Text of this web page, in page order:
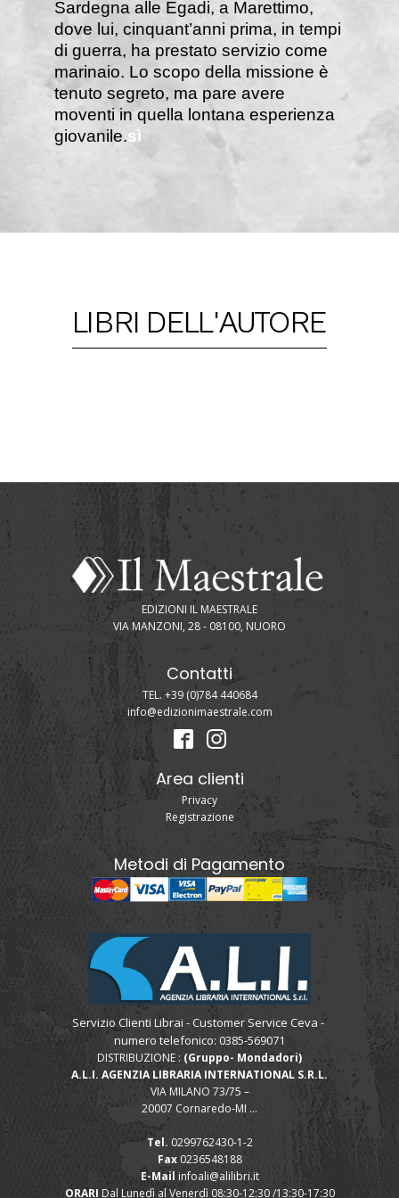
Sardegna alle Egadi, a Marettimo,
dove lui, cinquant’anni prima, in tempi
di guerra, ha prestato servizio come
marinaio. Lo scopo della missione è
tenuto segreto, ma pare avere
moventi in quella lontana esperienza
giovanile.sì
LIBRI DELL'AUTORE
EDIZIONI IL MAESTRALE
VIA MANZONI, 28 - 08100, NUORO
Contatti
TEL. +39 (0)784 440684
info@edizionimaestrale.com
Area clienti
Privacy
Registrazione
Metodi di Pagamento
Servizio Clienti Librai - Customer Service Ceva -
numero telefonico: 0385-569071
DISTRIBUZIONE : (Gruppo- Mondadori)
A.L.I. AGENZIA LIBRARIA INTERNATIONAL S.R.L.
VIA MILANO 73/75 –
20007 Cornaredo-MI ...
Tel. 0299762430-1-2
Fax0236548188
E-Mail infoali@alilibri.it
ORARI Dal Lunedì al Venerdì 08:30-12:30 /13:30-17:30